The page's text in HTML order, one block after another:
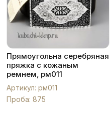
Прямоугольна серебряная
пряжка с кожаным
ремнем, рм011
Артикул: рм011
Проба: 875